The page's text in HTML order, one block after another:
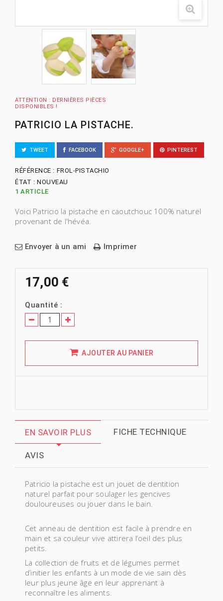
ATTENTION : DERNIÈRES PIÈCES
DISPONIBLES !
PATRICIO LA PISTACHE.
TWEET FACEBOOK GOOGLE+ PINTEREST
RÉFÉRENCE : FROL-PISTACHIO
ÉTAT : NOUVEAU
1 ARTICLE
Voici Patricio la pistache en caoutchouc 100% naturel
provenant de l'hévéa.
Envoyer à un ami Imprimer
17,00 €
Quantité :
AJOUTER AU PANIER
EN SAVOIR PLUS FICHE TECHNIQUE
AVIS
Patricio la pistache est un jouet de dentition
naturel parfait pour soulager les gencives
douloureuses ou jouer dans le bain.
Cet anneau de dentition est facile à prendre en
main et sa couleur vive attirera l’oeil des plus
petits.
La collection de fruits et de légumes permet
d’initier les enfants à un mode de vie sain dès
leur plus jeune âge en leur apprenant à
reconnaître les aliments.